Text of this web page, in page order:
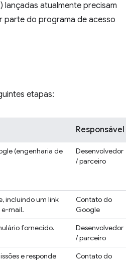
lançadas atualmente precisam
parte do programa de acesso
etapas:
Responsável
(engenharia de
Desenvolvedor
/ parceiro
incluindo um link
e-mail.
Contato do
Google
fornecido.
Desenvolvedor
/ parceiro
e responde
Contato do